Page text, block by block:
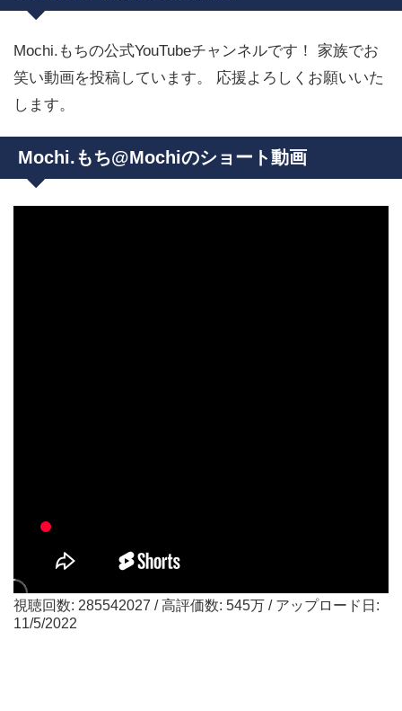
Mochi.もちの公式YouTubeチャンネルです！ 家族でお
笑い動画を投稿しています。 応援よろしくお願いいた
します。
Mochi.もち@Mochiのショート動画
視聴回数: 285542027 / 高評価数: 545万 / アップロード日:
11/5/2022